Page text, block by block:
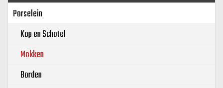
Porselein
Kop en Schotel
Mokken
Borden